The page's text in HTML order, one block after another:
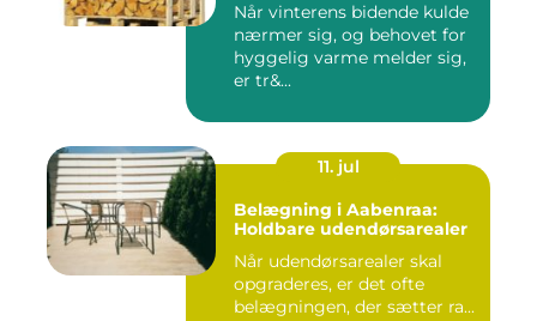
Når vinterens bidende kulde
nærmer sig, og behovet for
hyggelig varme melder sig,
er tr&...
11. jul
Belægning i Aabenraa:
Holdbare udendørsarealer
Når udendørsarealer skal
opgraderes, er det ofte
belægningen, der sætter ra...